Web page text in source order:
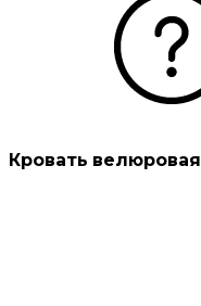
Кровать велюровая